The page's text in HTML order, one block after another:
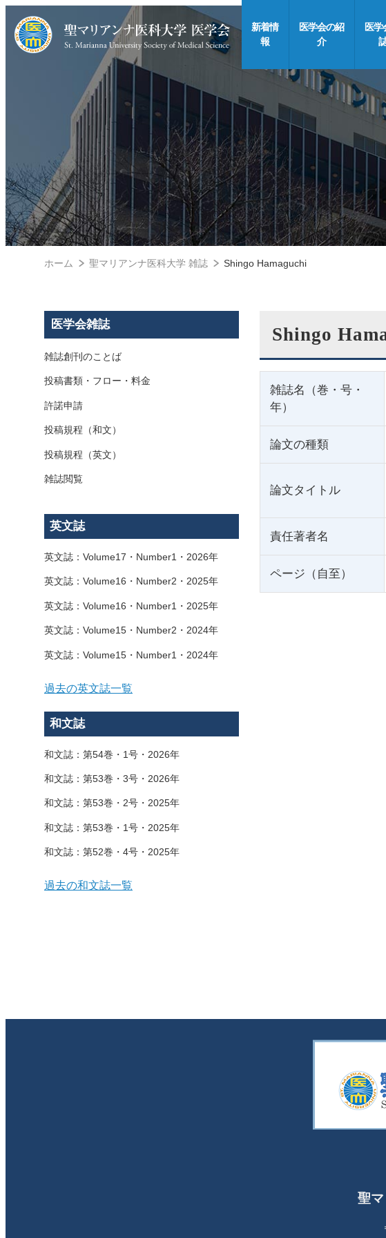
新着情
報
医学会の紹
介
医学
ホーム 聖マリアンナ医科大学 雑誌 Shingo Hamaguchi
Shingo
雑誌名（巻・号・
年）
論文の種類
論文タイトル
責任著者名
ページ（自至）
医学会雑誌
雑誌創刊のことば
投稿書類・フロー・料金
許諾申請
投稿規程（和文）
投稿規程（英文）
雑誌閲覧
英文誌
英文誌：Volume17・Number1・2026年
英文誌：Volume16・Number2・2025年
英文誌：Volume16・Number1・2025年
英文誌：Volume15・Number2・2024年
英文誌：Volume15・Number1・2024年
過去の英文誌一覧
和文誌
和文誌：第54巻・1号・2026年
和文誌：第53巻・3号・2026年
和文誌：第53巻・2号・2025年
和文誌：第53巻・1号・2025年
和文誌：第52巻・4号・2025年
過去の和文誌一覧
聖